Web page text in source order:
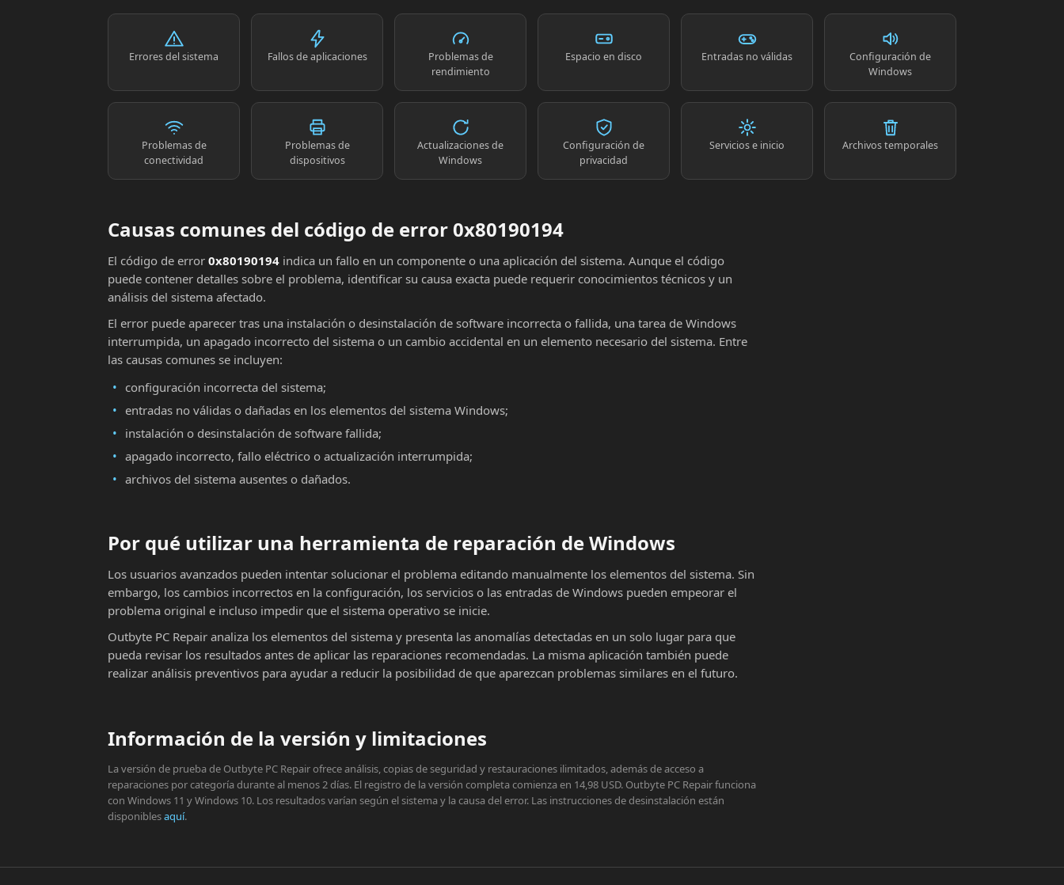
Errores del sistema Fallos de aplicaciones
Problemas de
rendimiento
Espacio en disco Entradas no válidas
Configuración de
Windows
Problemas de
conectividad
Problemas de
dispositivos
Actualizaciones de
Windows
Configuración de
privacidad
Servicios e inicio Archivos temporales
Causas comunes del código de error 0x80190194
El código de error 0x80190194 indica un fallo en un componente o una aplicación del sistema. Aunque el código
puede contener detalles sobre el problema, identificar su causa exacta puede requerir conocimientos técnicos y un
análisis del sistema afectado.
El error puede aparecer tras una instalación o desinstalación de software incorrecta o fallida, una tarea de Windows
interrumpida, un apagado incorrecto del sistema o un cambio accidental en un elemento necesario del sistema. Entre
las causas comunes se incluyen:
configuración incorrecta del sistema;
entradas no válidas o dañadas en los elementos del sistema Windows;
instalación o desinstalación de software fallida;
apagado incorrecto, fallo eléctrico o actualización interrumpida;
archivos del sistema ausentes o dañados.
Por qué utilizar una herramienta de reparación de Windows
Los usuarios avanzados pueden intentar solucionar el problema editando manualmente los elementos del sistema. Sin
embargo, los cambios incorrectos en la configuración, los servicios o las entradas de Windows pueden empeorar el
problema original e incluso impedir que el sistema operativo se inicie.
Outbyte PC Repair analiza los elementos del sistema y presenta las anomalías detectadas en un solo lugar para que
pueda revisar los resultados antes de aplicar las reparaciones recomendadas. La misma aplicación también puede
realizar análisis preventivos para ayudar a reducir la posibilidad de que aparezcan problemas similares en el futuro.
Información de la versión y limitaciones
La versión de prueba de Outbyte PC Repair ofrece análisis, copias de seguridad y restauraciones ilimitados, además de acceso a
reparaciones por categoría durante al menos 2 días. El registro de la versión completa comienza en 14,98 USD. Outbyte PC Repair funciona
con Windows 11 y Windows 10. Los resultados varían según el sistema y la causa del error. Las instrucciones de desinstalación están
disponiblesaquí.